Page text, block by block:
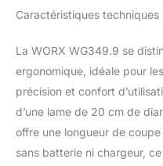
n'importe quelle
LEGER ET
ergonomique pour
optimale - Cette
électrique sans fil
atteindre les
2: TAILLE-HAIES
vous propose un
Caractéristiques techniques
La WORX WG349.9 se
ergonomique, idéale pour
précision et confort
d’une lame de 20 cm de
offre une longueur de
sans batterie ni chargeur,